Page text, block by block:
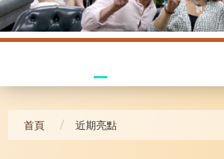
首頁 近期亮點